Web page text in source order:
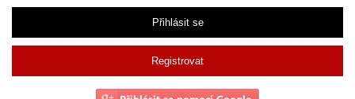
Přihlásit se
Registrovat